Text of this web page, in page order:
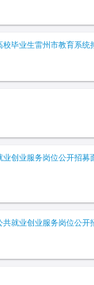
毕业生雷州市教育系统
创业服务岗位公开招募
就业创业服务岗位公开